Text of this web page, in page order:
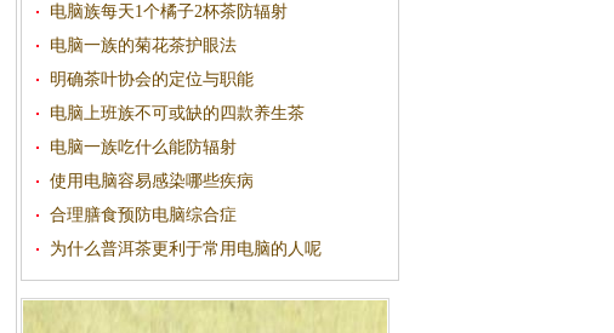
电脑族每天1个橘子2杯茶防辐射
电脑一族的菊花茶护眼法
明确茶叶协会的定位与职能
电脑上班族不可或缺的四款养生茶
电脑一族吃什么能防辐射
使用电脑容易感染哪些疾病
合理膳食预防电脑综合症
为什么普洱茶更利于常用电脑的人呢